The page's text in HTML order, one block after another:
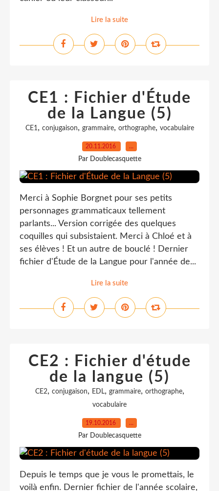
Lire la suite
CE1 : Fichier d'Étude
de la Langue (5)
CE1, conjugaison, grammaire, orthographe, vocabulaire
20.11.2016 …
Par Doublecasquette
Merci à Sophie Borgnet pour ses petits
personnages grammaticaux tellement
parlants... Version corrigée des quelques
coquilles qui subsistaient. Merci à Chloé et à
ses élèves ! Et un autre de bouclé ! Dernier
fichier d'Étude de la Langue pour l'année de...
Lire la suite
CE2 : Fichier d'étude
de la langue (5)
CE2, conjugaison, EDL, grammaire, orthographe,
vocabulaire
19.10.2016 …
Par Doublecasquette
Depuis le temps que je vous le promettais, le
voilà enfin. Dernier fichier de l'année scolaire,